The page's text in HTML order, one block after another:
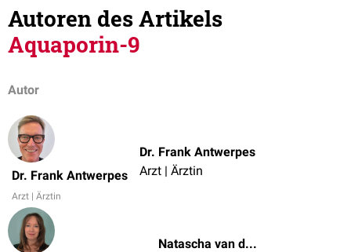
Autoren des Artikels
Aquaporin-9
Autor
Dr. Frank Antwerpes
Arzt | Ärztin
Dr. Frank Antwerpes
Arzt | Ärztin
Natascha van den Höfel